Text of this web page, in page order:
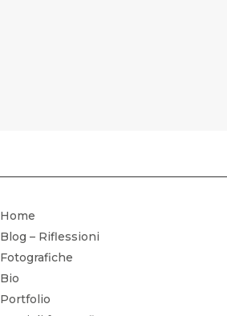
Home
Blog – Riflessioni
Fotografiche
Bio
Portfolio